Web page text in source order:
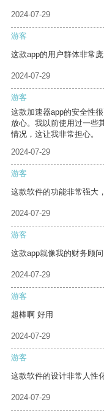
2024-07-29
游客
这款app的用户群体非常
2024-07-29
游客
这款加速器app的安全性
放心。我以前使用过一些
情况，这让我非常担心。
2024-07-29
游客
这款软件的功能非常强大
2024-07-29
游客
这款app就像我的财务顾
2024-07-29
游客
超棒啊 好用
2024-07-29
游客
这款软件的设计非常人性
2024-07-29